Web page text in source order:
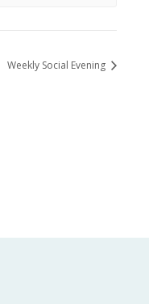
Weekly Social Evening